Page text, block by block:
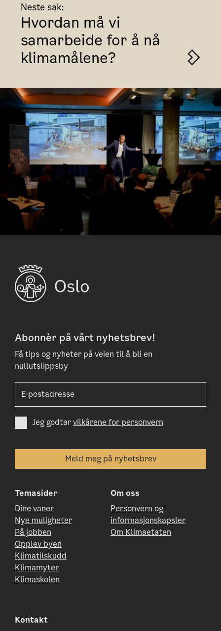
Neste sak:
Hvordan må vi
samarbeide for å nå
klimamålene?
Abonnèr på vårt nyhetsbrev!
Få tips og nyheter på veien til å bli en
nullutslippsby
Jeg godtarvilkårene for personvern
Temasider
Dine vaner
Nye muligheter
På jobben
Opplev byen
Klimatilskudd
Klimamyter
Klimaskolen
Om oss
Personvern og
informasjonskapsler
Om Klimaetaten
Kontakt